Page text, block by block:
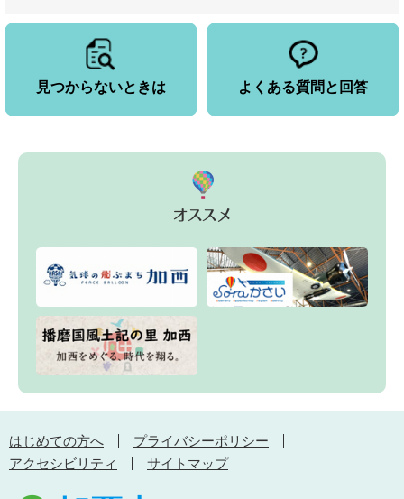
見つからないときは よくある質問と回答
はじめての方へ
プライバシーポリシー
アクセシビリティ
サイトマップ